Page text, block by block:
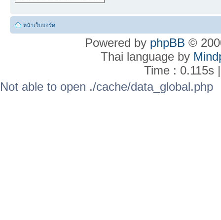
หน้าเว็บบอร์ด
Powered by phpBB ©
Thai language by
Time : 0.115s
Not able to open ./cache/data_global.php